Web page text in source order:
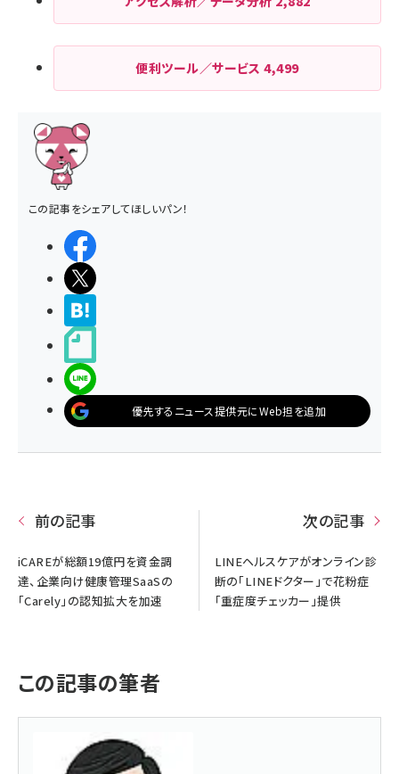
便利ツール／サービス4,499
この記事をシェアしてほしいパン！
優先するニュース提供元にWeb担を追加
前の記事
iCAREが総額19億円を資金調
達、企業向け健康管理SaaSの
「Carely」の認知拡大を加速
次の記事
LINEヘルスケアがオンライン診
断の「LINEドクター」で花粉症
「重症度チェッカー」提供
この記事の筆者